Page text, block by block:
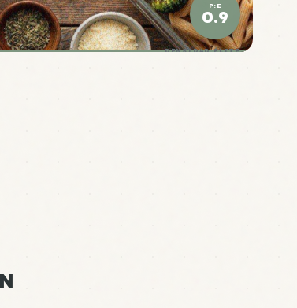
P:E
0.9
DENSIDAD ÉLITE